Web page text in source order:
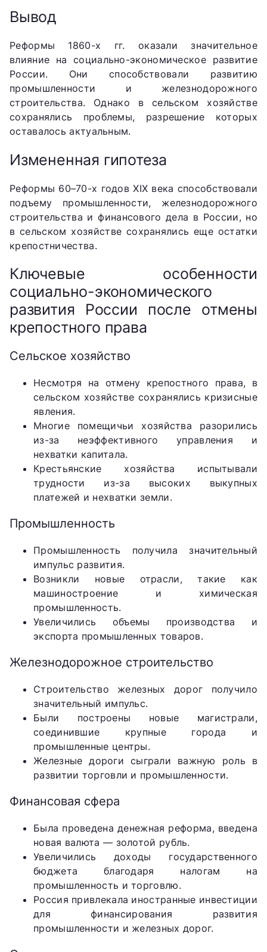
Вывод
Реформы 1860-х гг. оказали значительное
влияние на социально-экономическое развитие
России. Они способствовали развитию
промышленности и железнодорожного
строительства. Однако в сельском хозяйстве
сохранялись проблемы, разрешение которых
оставалось актуальным.
Измененная гипотеза
Реформы 60–70-х годов XIX века способствовали
подъему промышленности, железнодорожного
строительства и финансового дела в России, но
в сельском хозяйстве сохранялись еще остатки
крепостничества.
Ключевые особенности
социально-экономического
развития России после отмены
крепостного права
Сельское хозяйство
Несмотря на отмену крепостного права, в
сельском хозяйстве сохранялись кризисные
явления.
Многие помещичьи хозяйства разорились
из-за неэффективного управления и
нехватки капитала.
Крестьянские хозяйства испытывали
трудности из-за высоких выкупных
платежей и нехватки земли.
Промышленность
Промышленность получила значительный
импульс развития.
Возникли новые отрасли, такие как
машиностроение и химическая
промышленность.
Увеличились объемы производства и
экспорта промышленных товаров.
Железнодорожное строительство
Строительство железных дорог получило
значительный импульс.
Были построены новые магистрали,
соединившие крупные города и
промышленные центры.
Железные дороги сыграли важную роль в
развитии торговли и промышленности.
Финансовая сфера
Была проведена денежная реформа, введена
новая валюта — золотой рубль.
Увеличились доходы государственного
бюджета благодаря налогам на
промышленность и торговлю.
Россия привлекала иностранные инвестиции
для финансирования развития
промышленности и железных дорог.